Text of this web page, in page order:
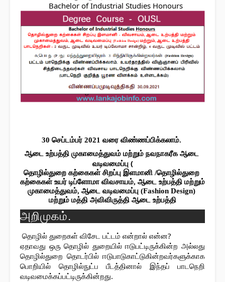
   Bachelor of Industrial Studies Honours
30 செப்டம்பர் 2021 வரை விண்ணப்பிக்கலாம்.
ஆடை உற்பத்தி முகாமைத்துவம் மற்றும் நவநாகரீக ஆடை
வடிவமைப்பு (
தொழில்துறை கற்கைகள் சிறப்பு இளமானி /தொழில்துறை
கற்கைகள் உயர் டிப்ளோமா விவசாயம், ஆடை உற்பத்தி மற்றும்
முகாமைத்துவம், ஆடை வடிவமைப்பு (Fashion Design)
மற்றும் மத்தி அவிவிருத்தி ஆடை உற்பத்தி
அறிமுகம்.
தொழில் துறைகள் விசேட பட்டம் என்றால் என்ன?
ஏதாவது ஒரு தொழில் துறையில் ஈடுபட்டிருக்கின்ற அல்லது
தொழில்துறை தொடர்பில் ஈடுபாடுகாட்டுகின்றவர்களுக்காக
பொறியில் தொழில்நுட்ப பீடத்தினால் இந்தப் பாடநெறி
வடிவமைக்கப்பட்டிருக்கின்றது.